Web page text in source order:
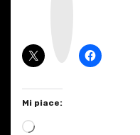
Mi piace:
C